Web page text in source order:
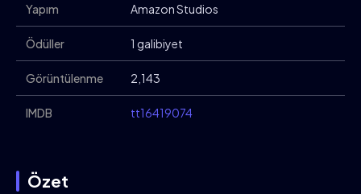
Yapım Amazon Studios
Ödüller 1 galibiyet
Görüntülenme 2,143
IMDB tt16419074
Özet